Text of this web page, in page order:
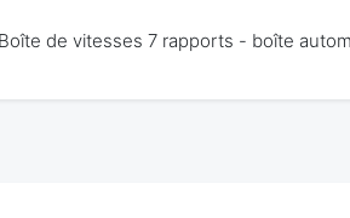
Boîte de vitesses 7 rapports - boîte